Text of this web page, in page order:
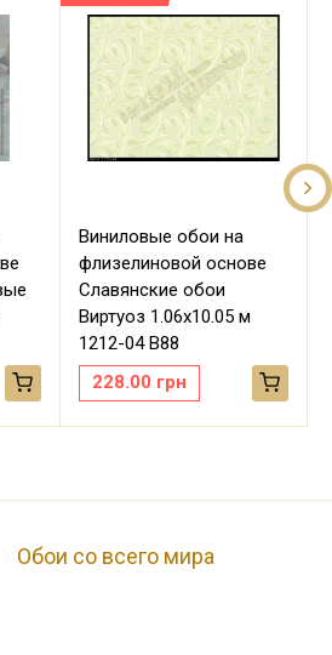
Виниловые обои на
флизелиновой основе
Славянские обои
Виртуоз 1.06х10.05 м
1212-04 В88
228.00 грн
Обои со всего мира